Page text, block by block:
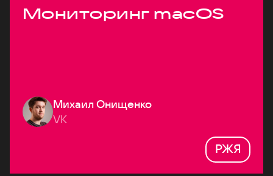
Мониторинг macOS
Михаил Онищенко
VK
РЖЯ